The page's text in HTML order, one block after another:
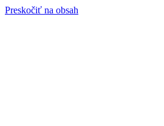
Preskočiť na obsah